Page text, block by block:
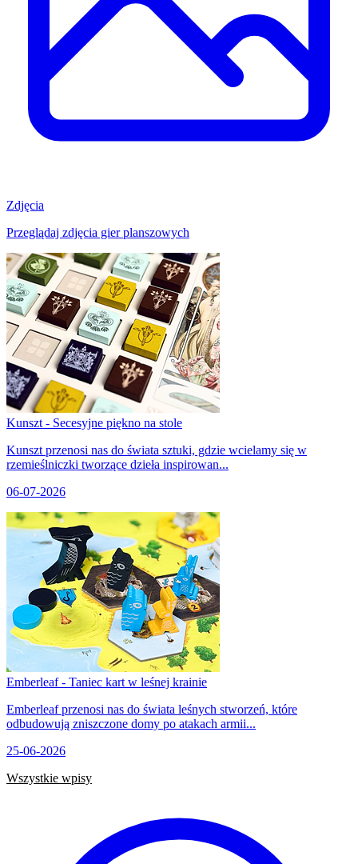
Zdjęcia
Przeglądaj zdjęcia gier planszowych
Kunszt - Secesyjne piękno na stole
Kunszt przenosi nas do świata sztuki, gdzie wcielamy się w
rzemieślniczki tworzące dzieła inspirowan...
06-07-2026
Emberleaf - Taniec kart w leśnej krainie
Emberleaf przenosi nas do świata leśnych stworzeń, które
odbudowują zniszczone domy po atakach armii...
25-06-2026
Wszystkie wpisy